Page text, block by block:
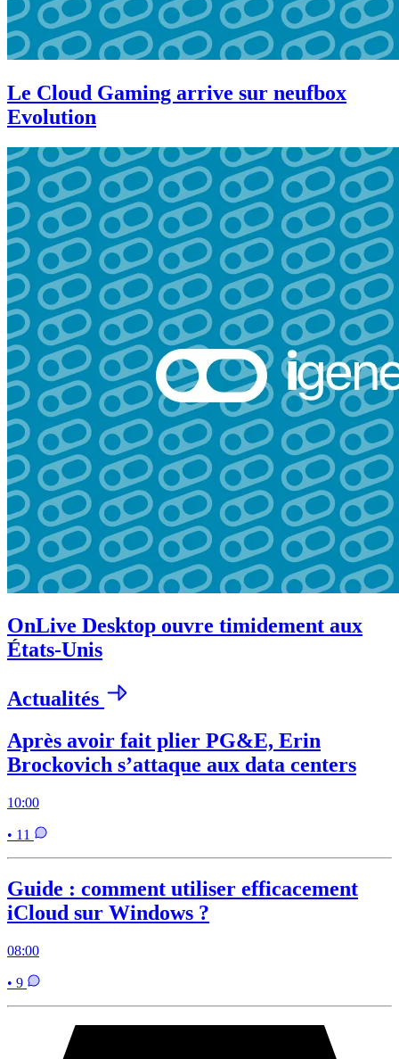
Le Cloud Gaming arrive sur neufbox
Evolution
OnLive Desktop ouvre timidement aux
États-Unis
Actualités
Après avoir fait plier PG&E, Erin
Brockovich s’attaque aux data centers
10:00
• 11
Guide : comment utiliser efficacement
iCloud sur Windows ?
08:00
• 9